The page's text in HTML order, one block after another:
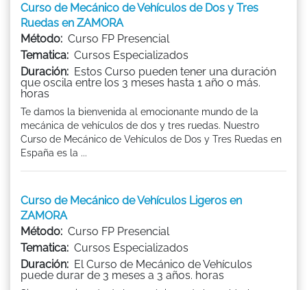
Curso de Mecánico de Vehículos de Dos y Tres
Ruedas en ZAMORA
Método: Curso FP Presencial
Tematica: Cursos Especializados
Duración: Estos Curso pueden tener una duración
que oscila entre los 3 meses hasta 1 año o más.
horas
Te damos la bienvenida al emocionante mundo de la
mecánica de vehículos de dos y tres ruedas. Nuestro
Curso de Mecánico de Vehículos de Dos y Tres Ruedas en
España es la ...
Curso de Mecánico de Vehículos Ligeros en
ZAMORA
Método: Curso FP Presencial
Tematica: Cursos Especializados
Duración: El Curso de Mecánico de Vehículos
puede durar de 3 meses a 3 años. horas